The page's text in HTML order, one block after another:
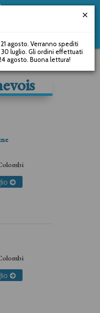
agosto. Verranno spediti
luglio. Gli ordini effettuati
agosto. Buona lettura!